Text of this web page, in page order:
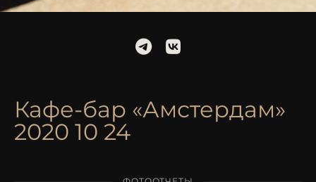
Кафе-бар «Амстердам»
2020 10 24